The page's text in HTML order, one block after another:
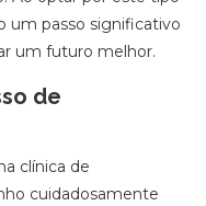
um passo significativo
um futuro melhor.
de
clínica de
cuidadosamente